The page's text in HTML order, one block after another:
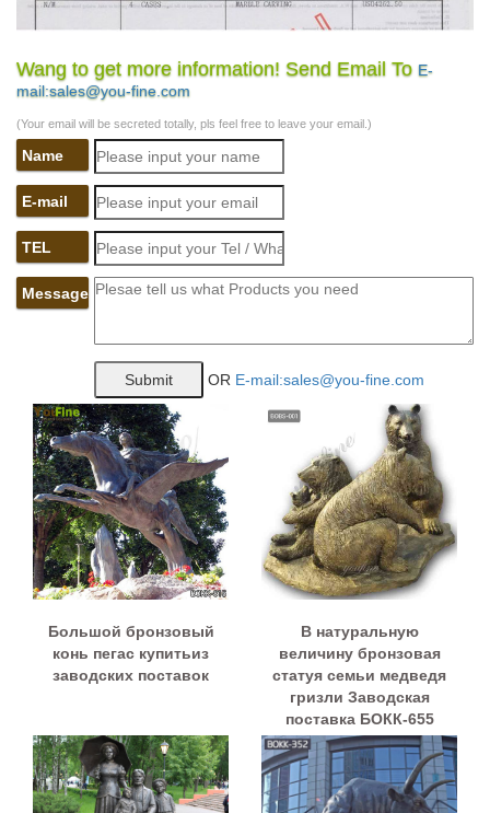
Wang to get more information! Send Email To E-
mail:sales@you-fine.com
(Your email will be secreted totally, pls feel free to leave your email.)
Name
E-mail
TEL
Message
OR E-mail:sales@you-fine.com
Большой бронзовый
конь пегас купитьиз
заводских поставок
В натуральную
величину бронзовая
статуя семьи медведя
гризли Заводская
поставка БОКК-655